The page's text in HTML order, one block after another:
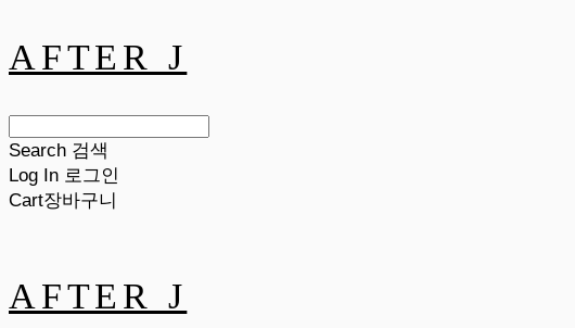
AFTER J
Search 검색
Log In 로그인
Cart장바구니
AFTER J